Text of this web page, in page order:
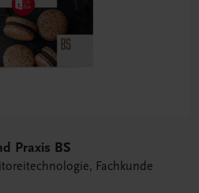
Praxis BS
Fachkunde